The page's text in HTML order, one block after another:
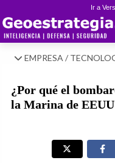
Ir a
EMPRESA /
¿Por qué el
la Marina de